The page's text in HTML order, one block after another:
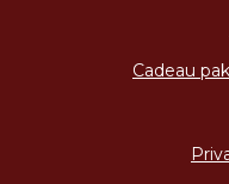
Cadeau